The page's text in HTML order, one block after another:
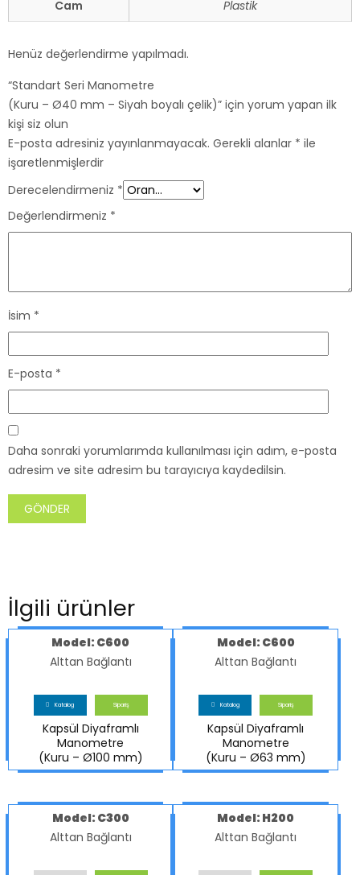
Cam Plastik
Henüz değerlendirme yapılmadı.
“Standart Seri Manometre
(Kuru – Ø40 mm – Siyah boyalı çelik)” için yorum yapan ilk
kişi siz olun
E-posta adresiniz yayınlanmayacak. Gerekli alanlar * ile
işaretlenmişlerdir
Derecelendirmeniz *
Değerlendirmeniz *
İsim *
E-posta *
Daha sonraki yorumlarımda kullanılması için adım, e-posta
adresim ve site adresim bu tarayıcıya kaydedilsin.
İlgili ürünler
Model: C600
Alttan Bağlantı
Katalog Sipariş
Kapsül Diyaframlı
Manometre
(Kuru – Ø100 mm)
Model: C600
Alttan Bağlantı
Katalog Sipariş
Kapsül Diyaframlı
Manometre
(Kuru – Ø63 mm)
Model: C300
Alttan Bağlantı
Model: H200
Alttan Bağlantı